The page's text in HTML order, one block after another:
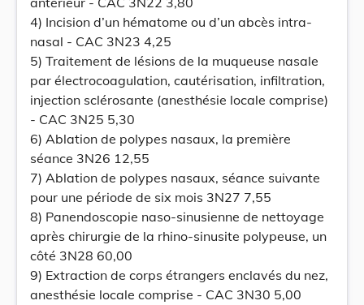
4) Incision d’un hématome ou d’un abcès intra-
nasal - CAC 3N23 4,25
5) Traitement de lésions de la muqueuse nasale
par électrocoagulation, cautérisation, infiltration,
injection sclérosante (anesthésie locale comprise)
- CAC 3N25 5,30
6) Ablation de polypes nasaux, la première
séance 3N26 12,55
7) Ablation de polypes nasaux, séance suivante
pour une période de six mois 3N27 7,55
8) Panendoscopie naso-sinusienne de nettoyage
après chirurgie de la rhino-sinusite polypeuse, un
côté 3N28 60,00
9) Extraction de corps étrangers enclavés du nez,
anesthésie locale comprise - CAC 3N30 5,00